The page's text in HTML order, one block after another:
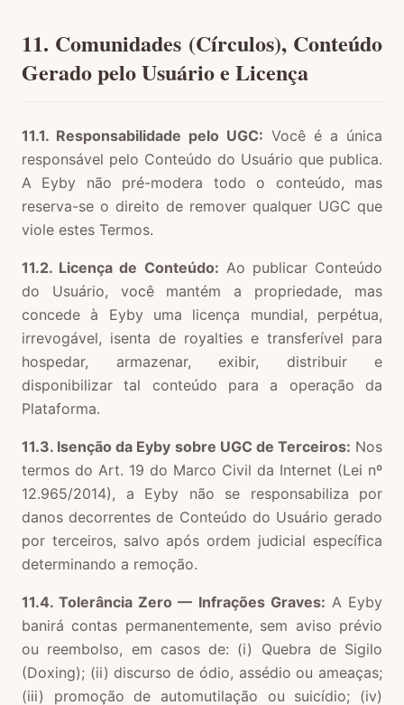
11. Comunidades (Círculos), Conteúdo
Gerado pelo Usuário e Licença
11.1. Responsabilidade pelo UGC: Você é a única
responsável pelo Conteúdo do Usuário que publica.
A Eyby não pré-modera todo o conteúdo, mas
reserva-se o direito de remover qualquer UGC que
viole estes Termos.
11.2. Licença de Conteúdo: Ao publicar Conteúdo
do Usuário, você mantém a propriedade, mas
concede à Eyby uma licença mundial, perpétua,
irrevogável, isenta de royalties e transferível para
hospedar, armazenar, exibir, distribuir e
disponibilizar tal conteúdo para a operação da
Plataforma.
11.3. Isenção da Eyby sobre UGC de Terceiros: Nos
termos do Art. 19 do Marco Civil da Internet (Lei nº
12.965/2014), a Eyby não se responsabiliza por
danos decorrentes de Conteúdo do Usuário gerado
por terceiros, salvo após ordem judicial específica
determinando a remoção.
11.4. Tolerância Zero — Infrações Graves: A Eyby
banirá contas permanentemente, sem aviso prévio
ou reembolso, em casos de: (i) Quebra de Sigilo
(Doxing); (ii) discurso de ódio, assédio ou ameaças;
(iii) promoção de automutilação ou suicídio; (iv)